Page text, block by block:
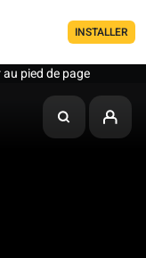
INSTALLER
au pied de page